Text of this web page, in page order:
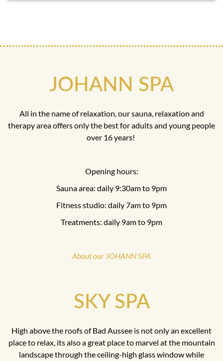
JOHANN SPA
All in the name of relaxation, our sauna, relaxation and
therapy area offers only the best for adults and young people
over 16 years!
Opening hours:
Sauna area: daily 9:30am to 9pm
Fitness studio: daily 7am to 9pm
Treatments: daily 9am to 9pm
About our JOHANN SPA
SKY SPA
High above the roofs of Bad Aussee is not only an excellent
place to relax, its also a great place to marvel at the mountain
landscape through the ceiling-high glass window while